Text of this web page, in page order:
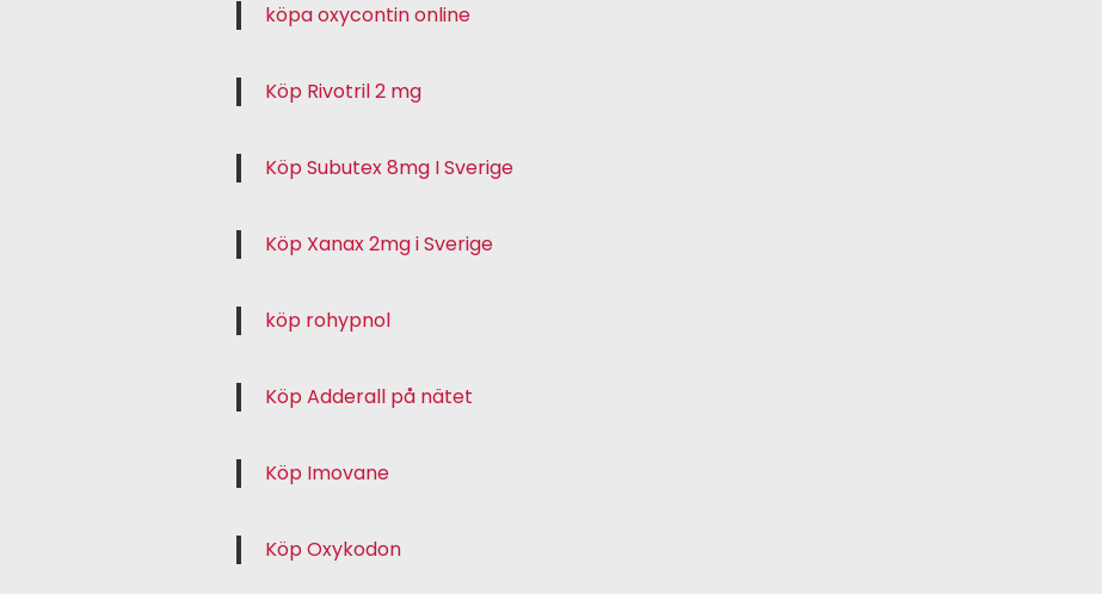
köpa oxycontin online
Köp Rivotril 2 mg
Köp Subutex 8mg I Sverige
Köp Xanax 2mg i Sverige
köp rohypnol
Köp Adderall på nätet
Köp Imovane
Köp Oxykodon